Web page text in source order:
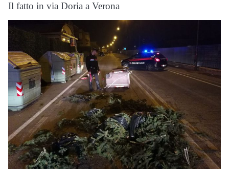
Il fatto in via Doria a Verona